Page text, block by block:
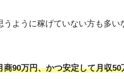
ように稼げていない方も多い
商90万円、かつ安定して月収